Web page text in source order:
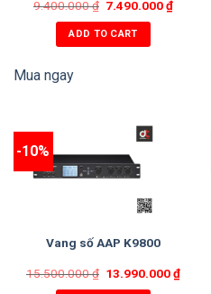
9.400.000₫ 7.490.000₫
ADD TO CART
Mua ngay
-10%
Vang số AAP K9800
15.500.000₫ 13.990.000₫